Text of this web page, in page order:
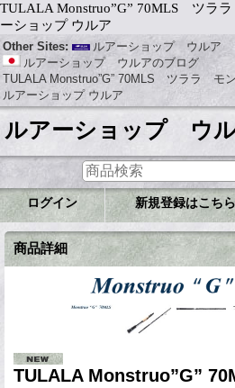
TULALA Monstruo”G” 70MLS ツラ
ーショップ ウルア
Other Sites:
ルアーショップ ウルア
ルアーショップ ウルアのブログ
TULALA Monstruo”G” 70MLS ツララ モ
ルアーショップ ウルア
ルアーショップ ウ
ログイン 新規登録はこちら
商品詳細
TULALA Monstruo”G”